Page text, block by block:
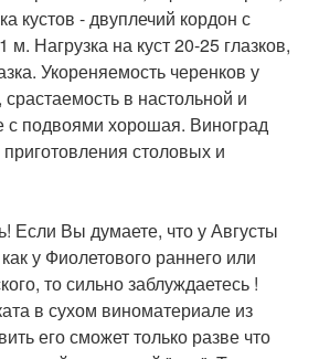
кустов - двуплечий кордон с
Нагрузка на куст 20-25 глазков,
Укореняемость черенков у
в настольной и
с подвоями хорошая. Виноград
приготовления столовых и
Если Вы думаете, что у Августы
у Фиолетового раннего или
то сильно заблуждаетесь !
в сухом виноматериале из
его сможет только разве что